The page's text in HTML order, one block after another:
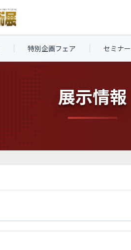
特別企画フェア セミナー
展示情報